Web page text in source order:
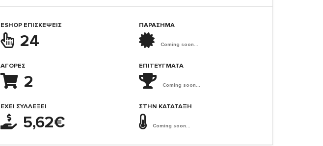
ESHOP ΕΠΙΣΚΈΨΕΙΣ
24
ΑΓΟΡΈΣ
2
ΈΧΕΙ ΣΥΛΛΈΞΕΙ
5,62€
ΠΑΡΑΣΗΜΑ
Coming soon...
ΕΠΙΤΕΎΓΜΑΤΑ
Coming soon...
ΣΤΗΝ ΚΑΤΆΤΑΞΗ
Coming soon...